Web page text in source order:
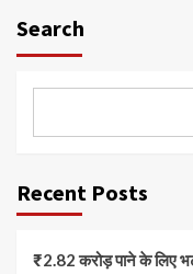
Search
Recent Posts
₹2.82 करोड़ पाने के लिए